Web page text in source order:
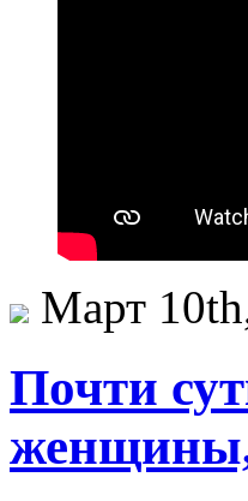
Март
Почти
женщины,